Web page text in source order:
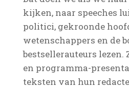
kijken, naar speeches
politici, gekroonde
wetenschappers en de
bestsellerauteurs lezen.
en programma-
teksten van hun